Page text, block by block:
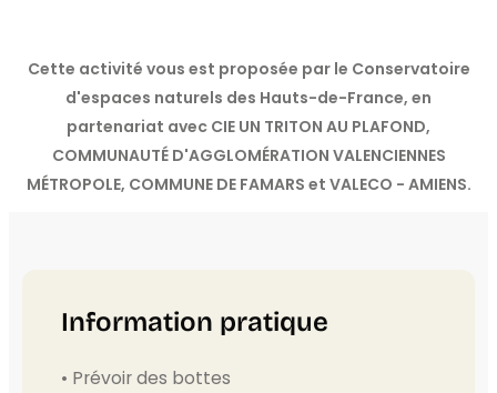
Cette activité vous est proposée par le Conservatoire
d'espaces naturels des Hauts-de-France, en
partenariat avec CIE UN TRITON AU PLAFOND,
COMMUNAUTÉ D'AGGLOMÉRATION VALENCIENNES
MÉTROPOLE, COMMUNE DE FAMARS et VALECO - AMIENS.
Information pratique
• Prévoir des bottes